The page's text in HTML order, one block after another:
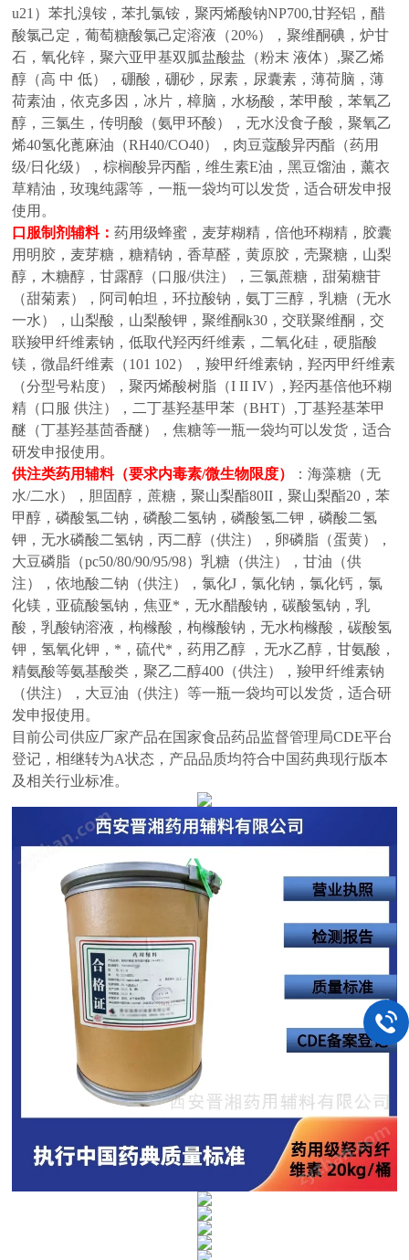
u21）苯扎溴铵，苯扎氯铵，聚丙烯酸钠NP700,甘羟铝，醋
酸氯己定，葡萄糖酸氯己定溶液（20%），聚维酮碘，炉甘
石，氧化锌，聚六亚甲基双胍盐酸盐（粉末 液体）,聚乙烯
醇（高 中 低），硼酸，硼砂，尿素，尿囊素，薄荷脑，薄
荷素油，依克多因，冰片，樟脑，水杨酸，苯甲酸，苯氧乙
醇，三氯生，传明酸（氨甲环酸），无水没食子酸，聚氧乙
烯40氢化蓖麻油（RH40/CO40），肉豆蔻酸异丙酯（药用
级/日化级），棕榈酸异丙酯，维生素E油，黑豆馏油，薰衣
草精油，玫瑰纯露等，一瓶一袋均可以发货，适合研发申报
使用。
口服制剂辅料：药用级蜂蜜，麦芽糊精，倍他环糊精，胶囊
用明胶，麦芽糖，糖精钠，香草醛，黄原胶，壳聚糖，山梨
醇，木糖醇，甘露醇（口服/供注），三氯蔗糖，甜菊糖苷
（甜菊素），阿司帕坦，环拉酸钠，氨丁三醇，乳糖（无水
一水），山梨酸，山梨酸钾，聚维酮k30，交联聚维酮，交
联羧甲纤维素钠，低取代羟丙纤维素，二氧化硅，硬脂酸
镁，微晶纤维素（101 102），羧甲纤维素钠，羟丙甲纤维素
（分型号粘度），聚丙烯酸树脂（I II IV）, 羟丙基倍他环糊
精（口服 供注），二丁基羟基甲苯（BHT）,丁基羟基苯甲
醚（丁基羟基茴香醚），焦糖等一瓶一袋均可以发货，适合
研发申报使用。
供注类药用辅料（要求内毒素/微生物限度） ：海藻糖（无
水/二水），胆固醇，蔗糖，聚山梨酯80II，聚山梨酯20，苯
甲醇，磷酸氢二钠，磷酸二氢钠，磷酸氢二钾，磷酸二氢
钾，无水磷酸二氢钠，丙二醇（供注），卵磷脂（蛋黄），
大豆磷脂（pc50/80/90/95/98）乳糖（供注），甘油（供
注），依地酸二钠（供注），氯化J，氯化钠，氯化钙，氯
化镁，亚硫酸氢钠，焦亚*，无水醋酸钠，碳酸氢钠，乳
酸，乳酸钠溶液，枸橼酸，枸橼酸钠，无水枸橼酸，碳酸氢
钾，氢氧化钾，*，硫代*，药用乙醇 ，无水乙醇，甘氨酸，
精氨酸等氨基酸类，聚乙二醇400（供注），羧甲纤维素钠
（供注），大豆油（供注）等一瓶一袋均可以发货，适合研
发申报使用。
目前公司供应厂家产品在国家食品药品监督管理局CDE平台
登记，相继转为A状态，产品品质均符合中国药典现行版本
及相关行业标准。